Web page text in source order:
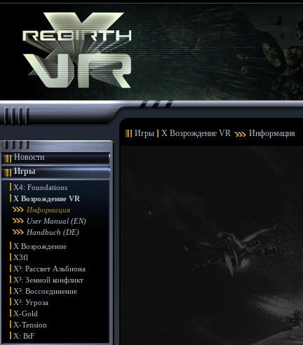
Игры X Возрождение VR Информация
Новости
Игры
X4: Foundations
X Возрождение VR
Информация
User Manual (EN)
Handbuch (DE)
X Возрождение
X3fl
X³: Рассвет Альбиона
X³: Земной конфликт
X³: Воссоединение
X²: Угроза
X-Gold
X-Tension
X: BtF